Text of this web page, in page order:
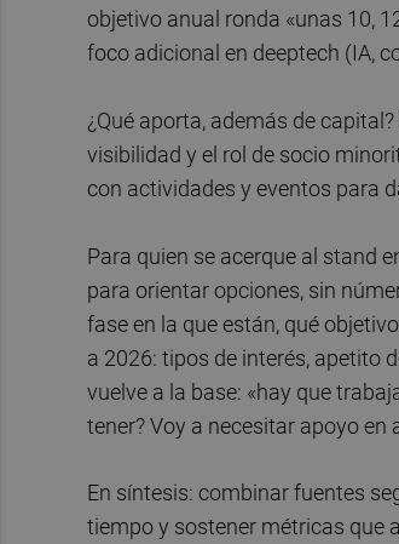
objetivo anual ronda «unas 10,
foco adicional en deeptech (IA,
¿Qué aporta, además de
visibilidad y el rol de socio
con actividades y eventos para
Para quien se acerque al stand
para orientar opciones, sin
fase en la que están, qué
a 2026: tipos de interés, apetito
vuelve a la base: «hay que
tener? Voy a necesitar apoyo en
En síntesis: combinar fuentes
tiempo y sostener métricas que